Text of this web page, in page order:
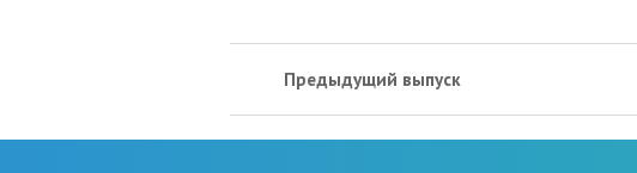
Предыдущий выпуск